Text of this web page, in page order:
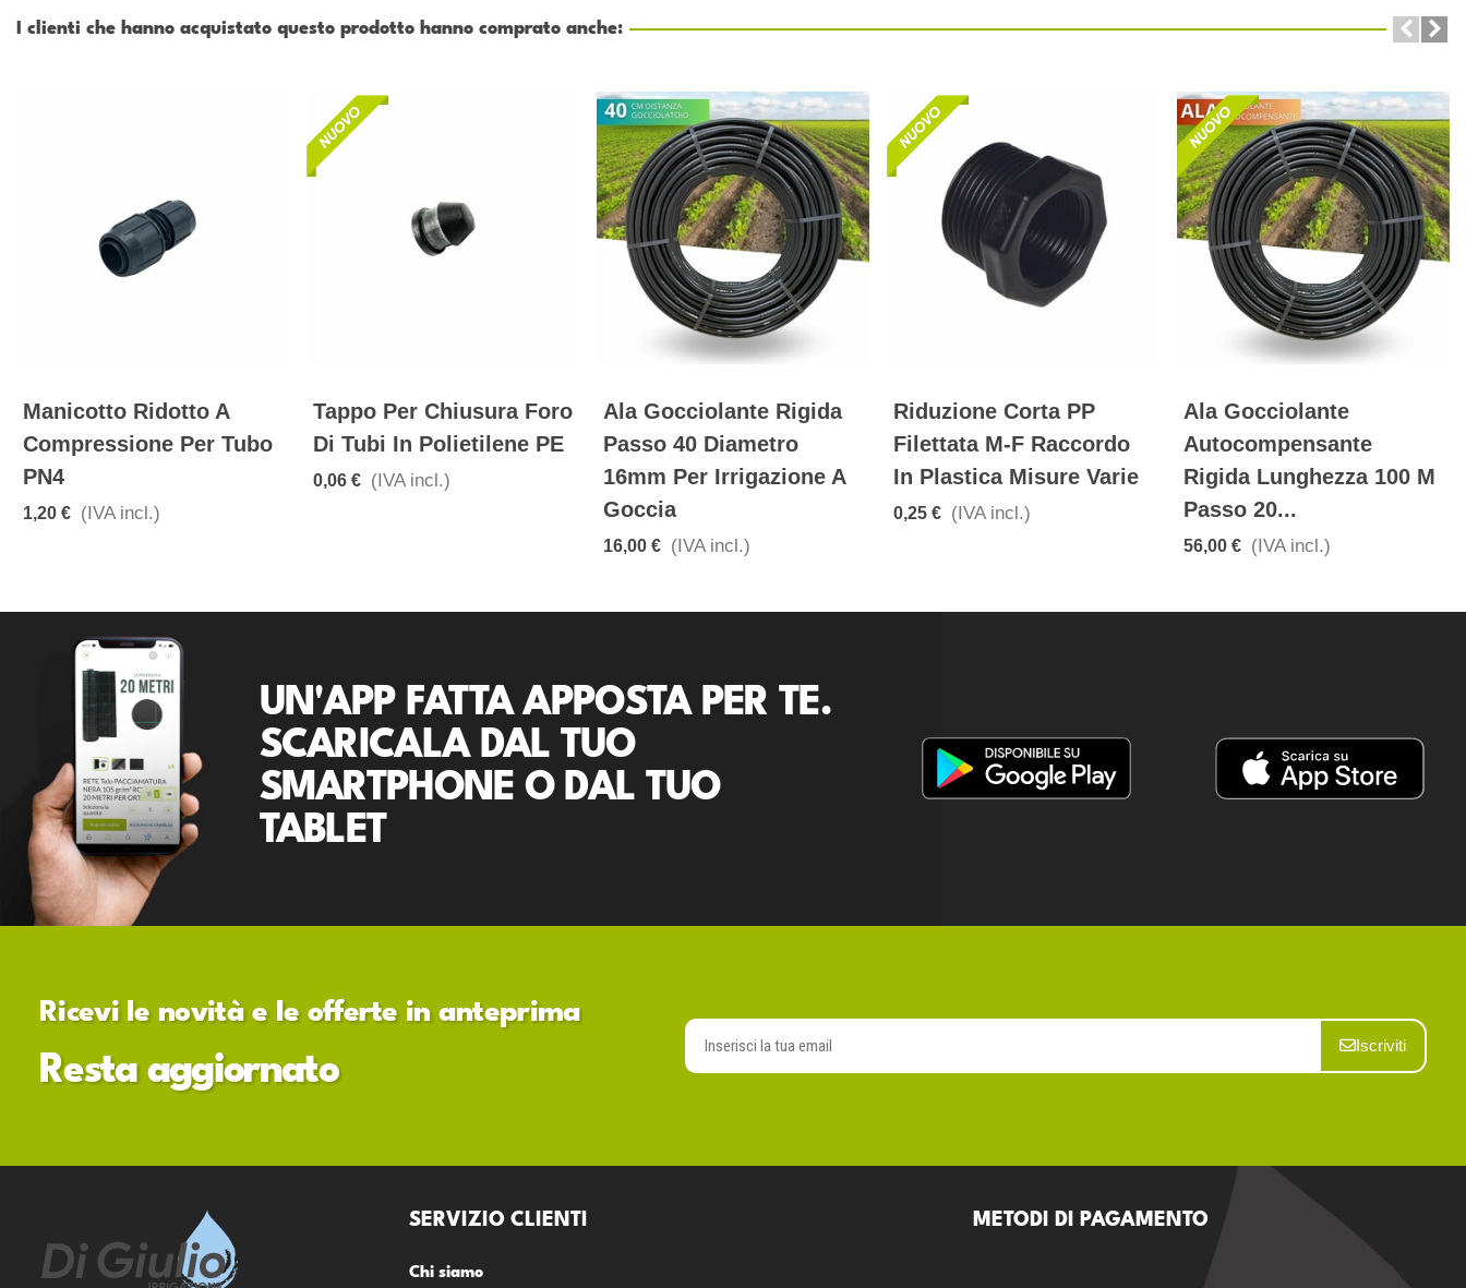
I clienti che hanno acquistato questo prodotto hanno comprato anche:
Manicotto Ridotto A
Compressione Per Tubo
PN4
1,20 € (IVA incl.)
Tappo Per Chiusura Foro
Di Tubi In Polietilene PE
0,06 € (IVA incl.)
Ala Gocciolante Rigida
Passo 40 Diametro
16mm Per Irrigazione A
Goccia
16,00 € (IVA incl.)
Riduzione Corta PP
Filettata M-F Raccordo
In Plastica Misure Varie
0,25 € (IVA incl.)
Ala Gocciolante
Autocompensante
Rigida Lunghezza 100 M
Passo 20...
56,00 € (IVA incl.)
UN'APP FATTA APPOSTA PER TE.
SCARICALA DAL TUO
SMARTPHONE O DAL TUO
TABLET
Ricevi le novità e le offerte in anteprima
Resta aggiornato
Iscriviti
SERVIZIO CLIENTI
Chi siamo
METODI DI PAGAMENTO